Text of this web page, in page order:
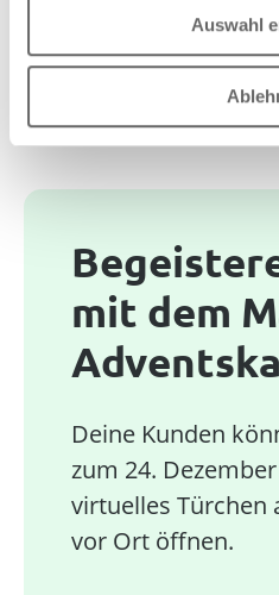
Auswahl
mit dem
Deine Kunden
zum 24.
virtuelles Türchen
vor Ort öffnen.